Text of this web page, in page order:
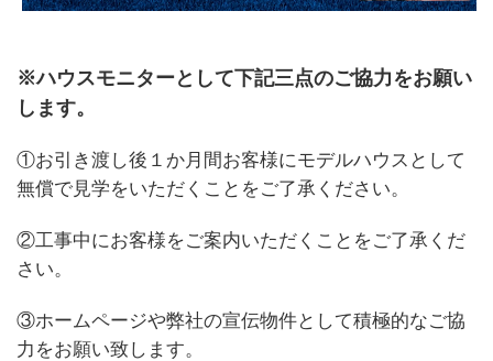
※ハウスモニターとして下記三点のご協力をお願い
します。
①お引き渡し後１か月間お客様にモデルハウスとして
無償で見学をいただくことをご了承ください。
②工事中にお客様をご案内いただくことをご了承くだ
さい。
③ホームページや弊社の宣伝物件として積極的なご協
力をお願い致します。